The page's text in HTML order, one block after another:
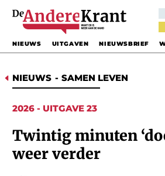
NIEUWS UITGAVEN NIEUWSBRIEF
D NIEUWS - SAMEN LEVEN
2026 - UITGAVE 23
Twintig minuten
weer verder